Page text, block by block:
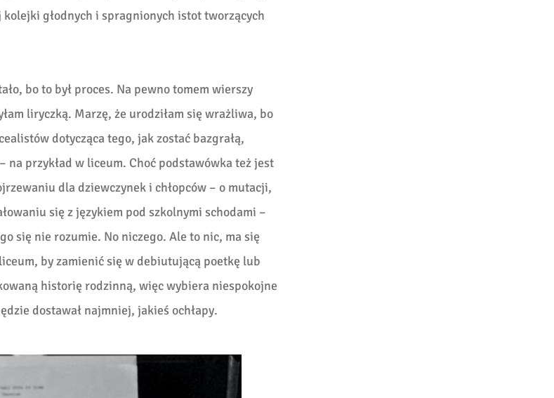
głodnych i spragnionych istot tworzących
bo to był proces. Na pewno tomem wierszy
liryczką. Marzę, że urodziłam się wrażliwa, bo
dotycząca tego, jak zostać bazgrałą,
na przykład w liceum. Choć podstawówka też jest
dla dziewczynek i chłopców – o mutacji,
się z językiem pod szkolnymi schodami –
się nie rozumie. No niczego. Ale to nic, ma się
by zamienić się w debiutującą poetkę lub
historię rodzinną, więc wybiera niespokojne
dostawał najmniej, jakieś ochłapy.